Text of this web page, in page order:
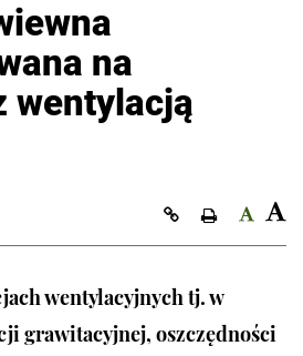
na
wentylacją
Kopiuj link
wentylacyjnych tj. w
grawitacyjnej, oszczędności